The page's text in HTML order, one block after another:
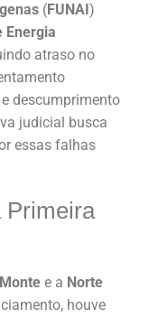
(FUNAI )
Energia
atraso no
descumprimento
judicial busca
essas falhas
Primeira
e a Norte
houve